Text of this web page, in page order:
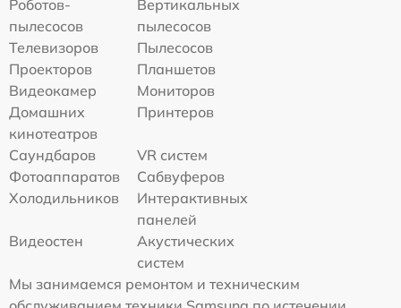
Роботов-
пылесосов
Вертикальных
пылесосов
Телевизоров
Пылесосов
Проекторов
Планшетов
Видеокамер
Мониторов
Домашних
кинотеатров
Принтеров
Саундбаров
VR систем
Фотоаппаратов
Сабвуферов
Холодильников
Интерактивных
панелей
Видеостен
Акустических
систем
Мы занимаемся ремонтом и техническим